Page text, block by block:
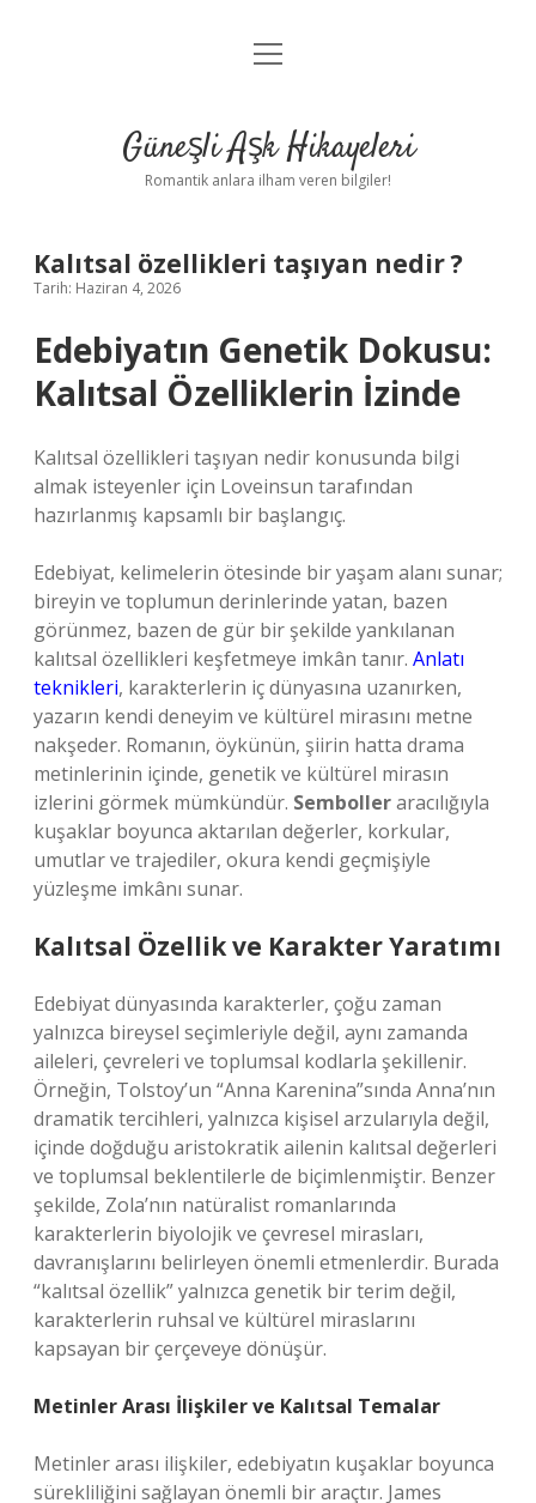
Anasayfa
Yasal Uyarı
menüyü
Güneşli Aşk Hikayeleri
Romantik anlara ilham veren bilgiler!
Kalıtsal özellikleri taşıyan nedir ?
Tarih: Haziran 4, 2026
Edebiyatın Genetik Dokusu:
Kalıtsal Özelliklerin İzinde
Kalıtsal özellikleri taşıyan nedir konusunda bilgi
almak isteyenler için Loveinsun tarafından
hazırlanmış kapsamlı bir başlangıç.
Edebiyat, kelimelerin ötesinde bir yaşam alanı sunar;
bireyin ve toplumun derinlerinde yatan, bazen
görünmez, bazen de gür bir şekilde yankılanan
kalıtsal özellikleri keşfetmeye imkân tanır. Anlatı
teknikleri, karakterlerin iç dünyasına uzanırken,
yazarın kendi deneyim ve kültürel mirasını metne
nakşeder. Romanın, öykünün, şiirin hatta drama
metinlerinin içinde, genetik ve kültürel mirasın
izlerini görmek mümkündür. Sembolleraracılığıyla
kuşaklar boyunca aktarılan değerler, korkular,
umutlar ve trajediler, okura kendi geçmişiyle
yüzleşme imkânı sunar.
Kalıtsal Özellik ve Karakter Yaratımı
Edebiyat dünyasında karakterler, çoğu zaman
yalnızca bireysel seçimleriyle değil, aynı zamanda
aileleri, çevreleri ve toplumsal kodlarla şekillenir.
Örneğin, Tolstoy’un “Anna Karenina”sında Anna’nın
dramatik tercihleri, yalnızca kişisel arzularıyla değil,
içinde doğduğu aristokratik ailenin kalıtsal değerleri
ve toplumsal beklentilerle de biçimlenmiştir. Benzer
şekilde, Zola’nın natüralist romanlarında
karakterlerin biyolojik ve çevresel mirasları,
davranışlarını belirleyen önemli etmenlerdir. Burada
“kalıtsal özellik” yalnızca genetik bir terim değil,
karakterlerin ruhsal ve kültürel miraslarını
kapsayan bir çerçeveye dönüşür.
Metinler Arası İlişkiler ve Kalıtsal Temalar
Metinler arası ilişkiler, edebiyatın kuşaklar boyunca
sürekliliğini sağlayan önemli bir araçtır. James